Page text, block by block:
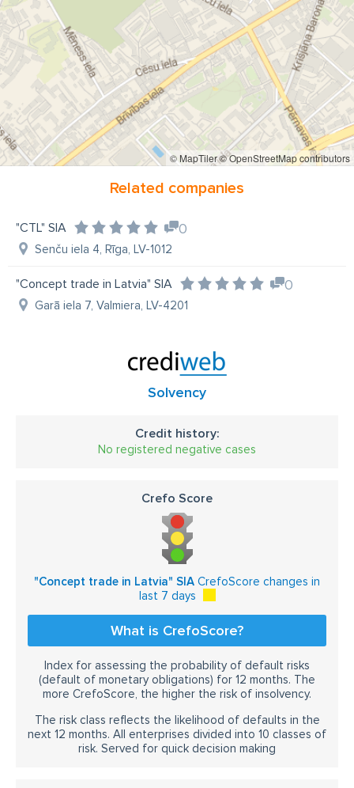
hibrida kases aparāti
kases aparāti ar elektronisko kontrollenti
kases aparāti Rīgā
kases aparātu remonts Rīgā
CTL
SIA CTL CTL.LV
© MapTiler© OpenStreetMap contributors
Related companies
"CTL" SIA 0
Senču iela 4, Rīga, LV-1012
"Concept trade in Latvia" SIA 0
Garā iela 7, Valmiera, LV-4201
Solvency
Credit history:
No registered negative cases
Crefo Score
"Concept trade in Latvia" SIA CrefoScore changes in
last 7 days
What is CrefoScore?
Index for assessing the probability of default risks
(default of monetary obligations) for 12 months. The
more CrefoScore, the higher the risk of insolvency.
The risk class reflects the likelihood of defaults in the
next 12 months. All enterprises divided into 10 classes of
risk. Served for quick decision making